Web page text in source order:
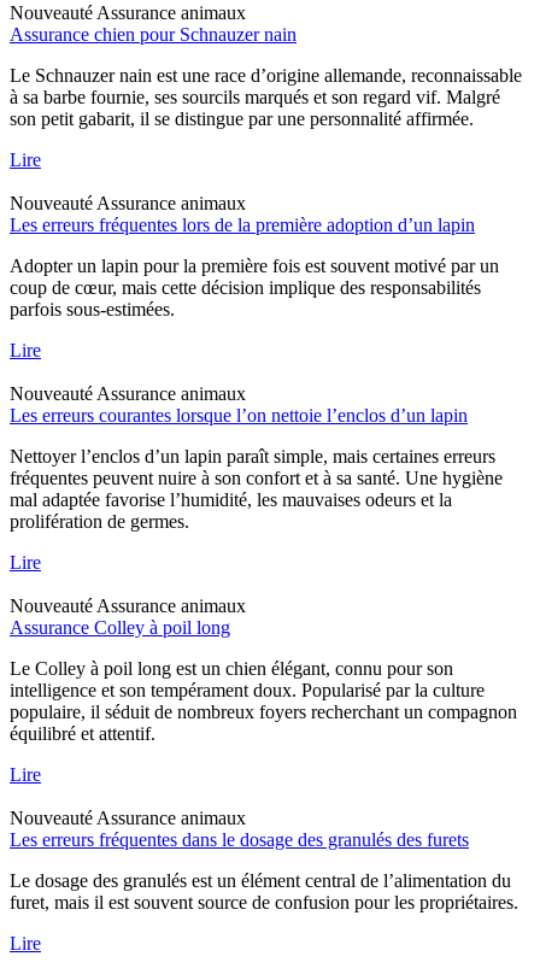
Nouveauté Assurance animaux
Assurance chien pour Schnauzer nain
Le Schnauzer nain est une race d’origine allemande, reconnaissable
à sa barbe fournie, ses sourcils marqués et son regard vif. Malgré
son petit gabarit, il se distingue par une personnalité affirmée.
Lire
Nouveauté Assurance animaux
Les erreurs fréquentes lors de la première adoption d’un lapin
Adopter un lapin pour la première fois est souvent motivé par un
coup de cœur, mais cette décision implique des responsabilités
parfois sous-estimées.
Lire
Nouveauté Assurance animaux
Les erreurs courantes lorsque l’on nettoie l’enclos d’un lapin
Nettoyer l’enclos d’un lapin paraît simple, mais certaines erreurs
fréquentes peuvent nuire à son confort et à sa santé. Une hygiène
mal adaptée favorise l’humidité, les mauvaises odeurs et la
prolifération de germes.
Lire
Nouveauté Assurance animaux
Assurance Colley à poil long
Le Colley à poil long est un chien élégant, connu pour son
intelligence et son tempérament doux. Popularisé par la culture
populaire, il séduit de nombreux foyers recherchant un compagnon
équilibré et attentif.
Lire
Nouveauté Assurance animaux
Les erreurs fréquentes dans le dosage des granulés des furets
Le dosage des granulés est un élément central de l’alimentation du
furet, mais il est souvent source de confusion pour les propriétaires.
Lire